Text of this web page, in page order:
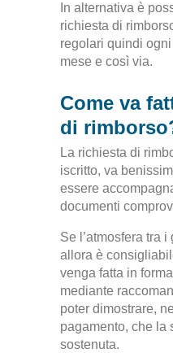
In alternativa è
richiesta di
regolari quindi
mese e così via.
Come va
di
La richiesta di
iscritto, va
essere
documenti
Se l’atmosfera tra
allora è
venga fatta in
mediante
poter dimostrare,
pagamento, che la
sostenuta.